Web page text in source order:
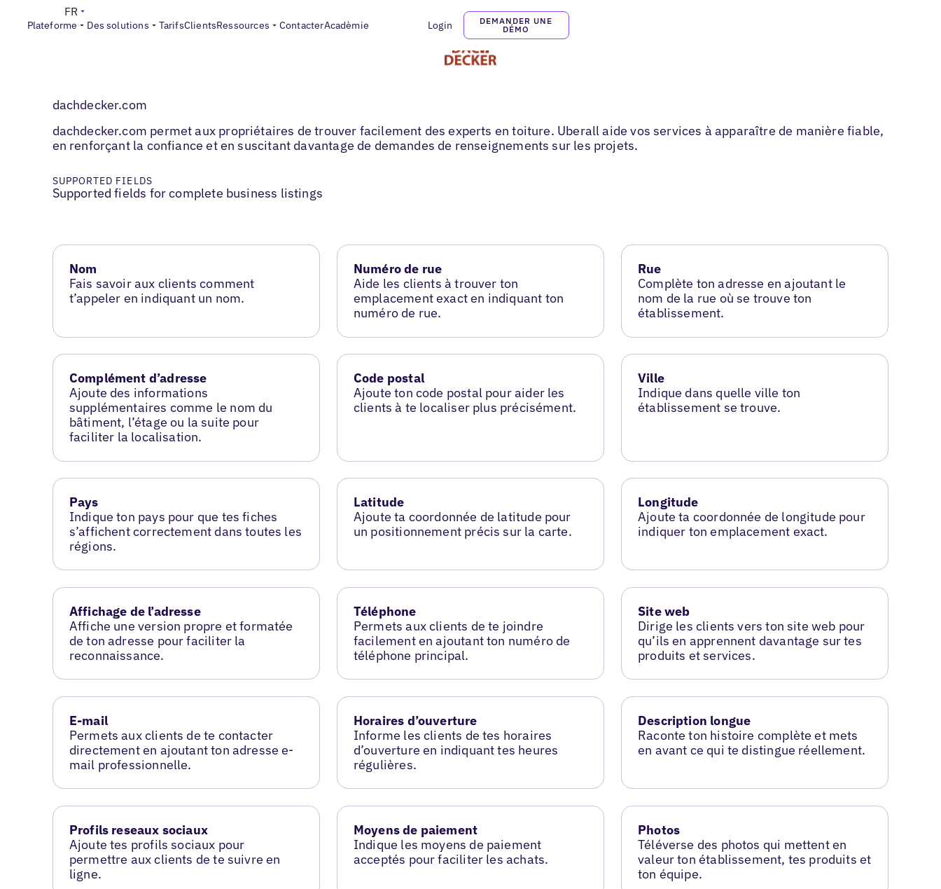
Plateforme Des solutions TarifsClientsRessources ContacterAcadèmie Login
DEMANDER UNE
DÉMO
FR
dachdecker.com
dachdecker.com permet aux propriétaires de trouver facilement des experts en toiture. Uberall aide vos services à apparaître de manière fiable,
en renforçant la confiance et en suscitant davantage de demandes de renseignements sur les projets.
SUPPORTED FIELDS
Supported fields for complete business listings
Nom
Fais savoir aux clients comment
t’appeler en indiquant un nom.
Numéro de rue
Aide les clients à trouver ton
emplacement exact en indiquant ton
numéro de rue.
Rue
Complète ton adresse en ajoutant le
nom de la rue où se trouve ton
établissement.
Complément d’adresse
Ajoute des informations
supplémentaires comme le nom du
bâtiment, l’étage ou la suite pour
faciliter la localisation.
Code postal
Ajoute ton code postal pour aider les
clients à te localiser plus précisément.
Ville
Indique dans quelle ville ton
établissement se trouve.
Pays
Indique ton pays pour que tes fiches
s’affichent correctement dans toutes les
régions.
Latitude
Ajoute ta coordonnée de latitude pour
un positionnement précis sur la carte.
Longitude
Ajoute ta coordonnée de longitude pour
indiquer ton emplacement exact.
Affichage de l’adresse
Affiche une version propre et formatée
de ton adresse pour faciliter la
reconnaissance.
Téléphone
Permets aux clients de te joindre
facilement en ajoutant ton numéro de
téléphone principal.
Site web
Dirige les clients vers ton site web pour
qu’ils en apprennent davantage sur tes
produits et services.
E-mail
Permets aux clients de te contacter
directement en ajoutant ton adresse e-
mail professionnelle.
Horaires d’ouverture
Informe les clients de tes horaires
d’ouverture en indiquant tes heures
régulières.
Description longue
Raconte ton histoire complète et mets
en avant ce qui te distingue réellement.
Profils reseaux sociaux
Ajoute tes profils sociaux pour
permettre aux clients de te suivre en
ligne.
Moyens de paiement
Indique les moyens de paiement
acceptés pour faciliter les achats.
Photos
Téléverse des photos qui mettent en
valeur ton établissement, tes produits et
ton équipe.